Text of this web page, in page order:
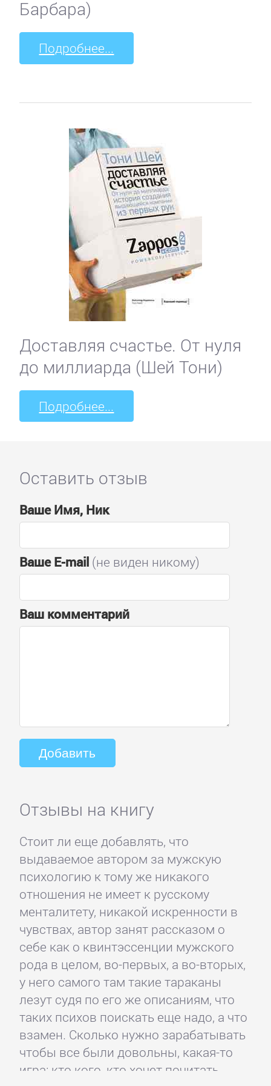
Барбара)
Подробнее...
Доставляя счастье. От нуля
до миллиарда (Шей Тони)
Подробнее...
Оставить отзыв
Ваше Имя, Ник
Ваше E-mail(не виден никому)
Ваш комментарий
Отзывы на книгу
Стоит ли еще добавлять, что
выдаваемое автором за мужскую
психологию к тому же никакого
отношения не имеет к русскому
менталитету, никакой искренности в
чувствах, автор занят рассказом о
себе как о квинтэссенции мужского
рода в целом, во-первых, а во-вторых,
у него самого там такие тараканы
лезут судя по его же описаниям, что
таких психов поискать еще надо, а что
взамен. Сколько нужно зарабатывать
чтобы все были довольны, какая-то
игра: кто кого, кто хочет почитать,